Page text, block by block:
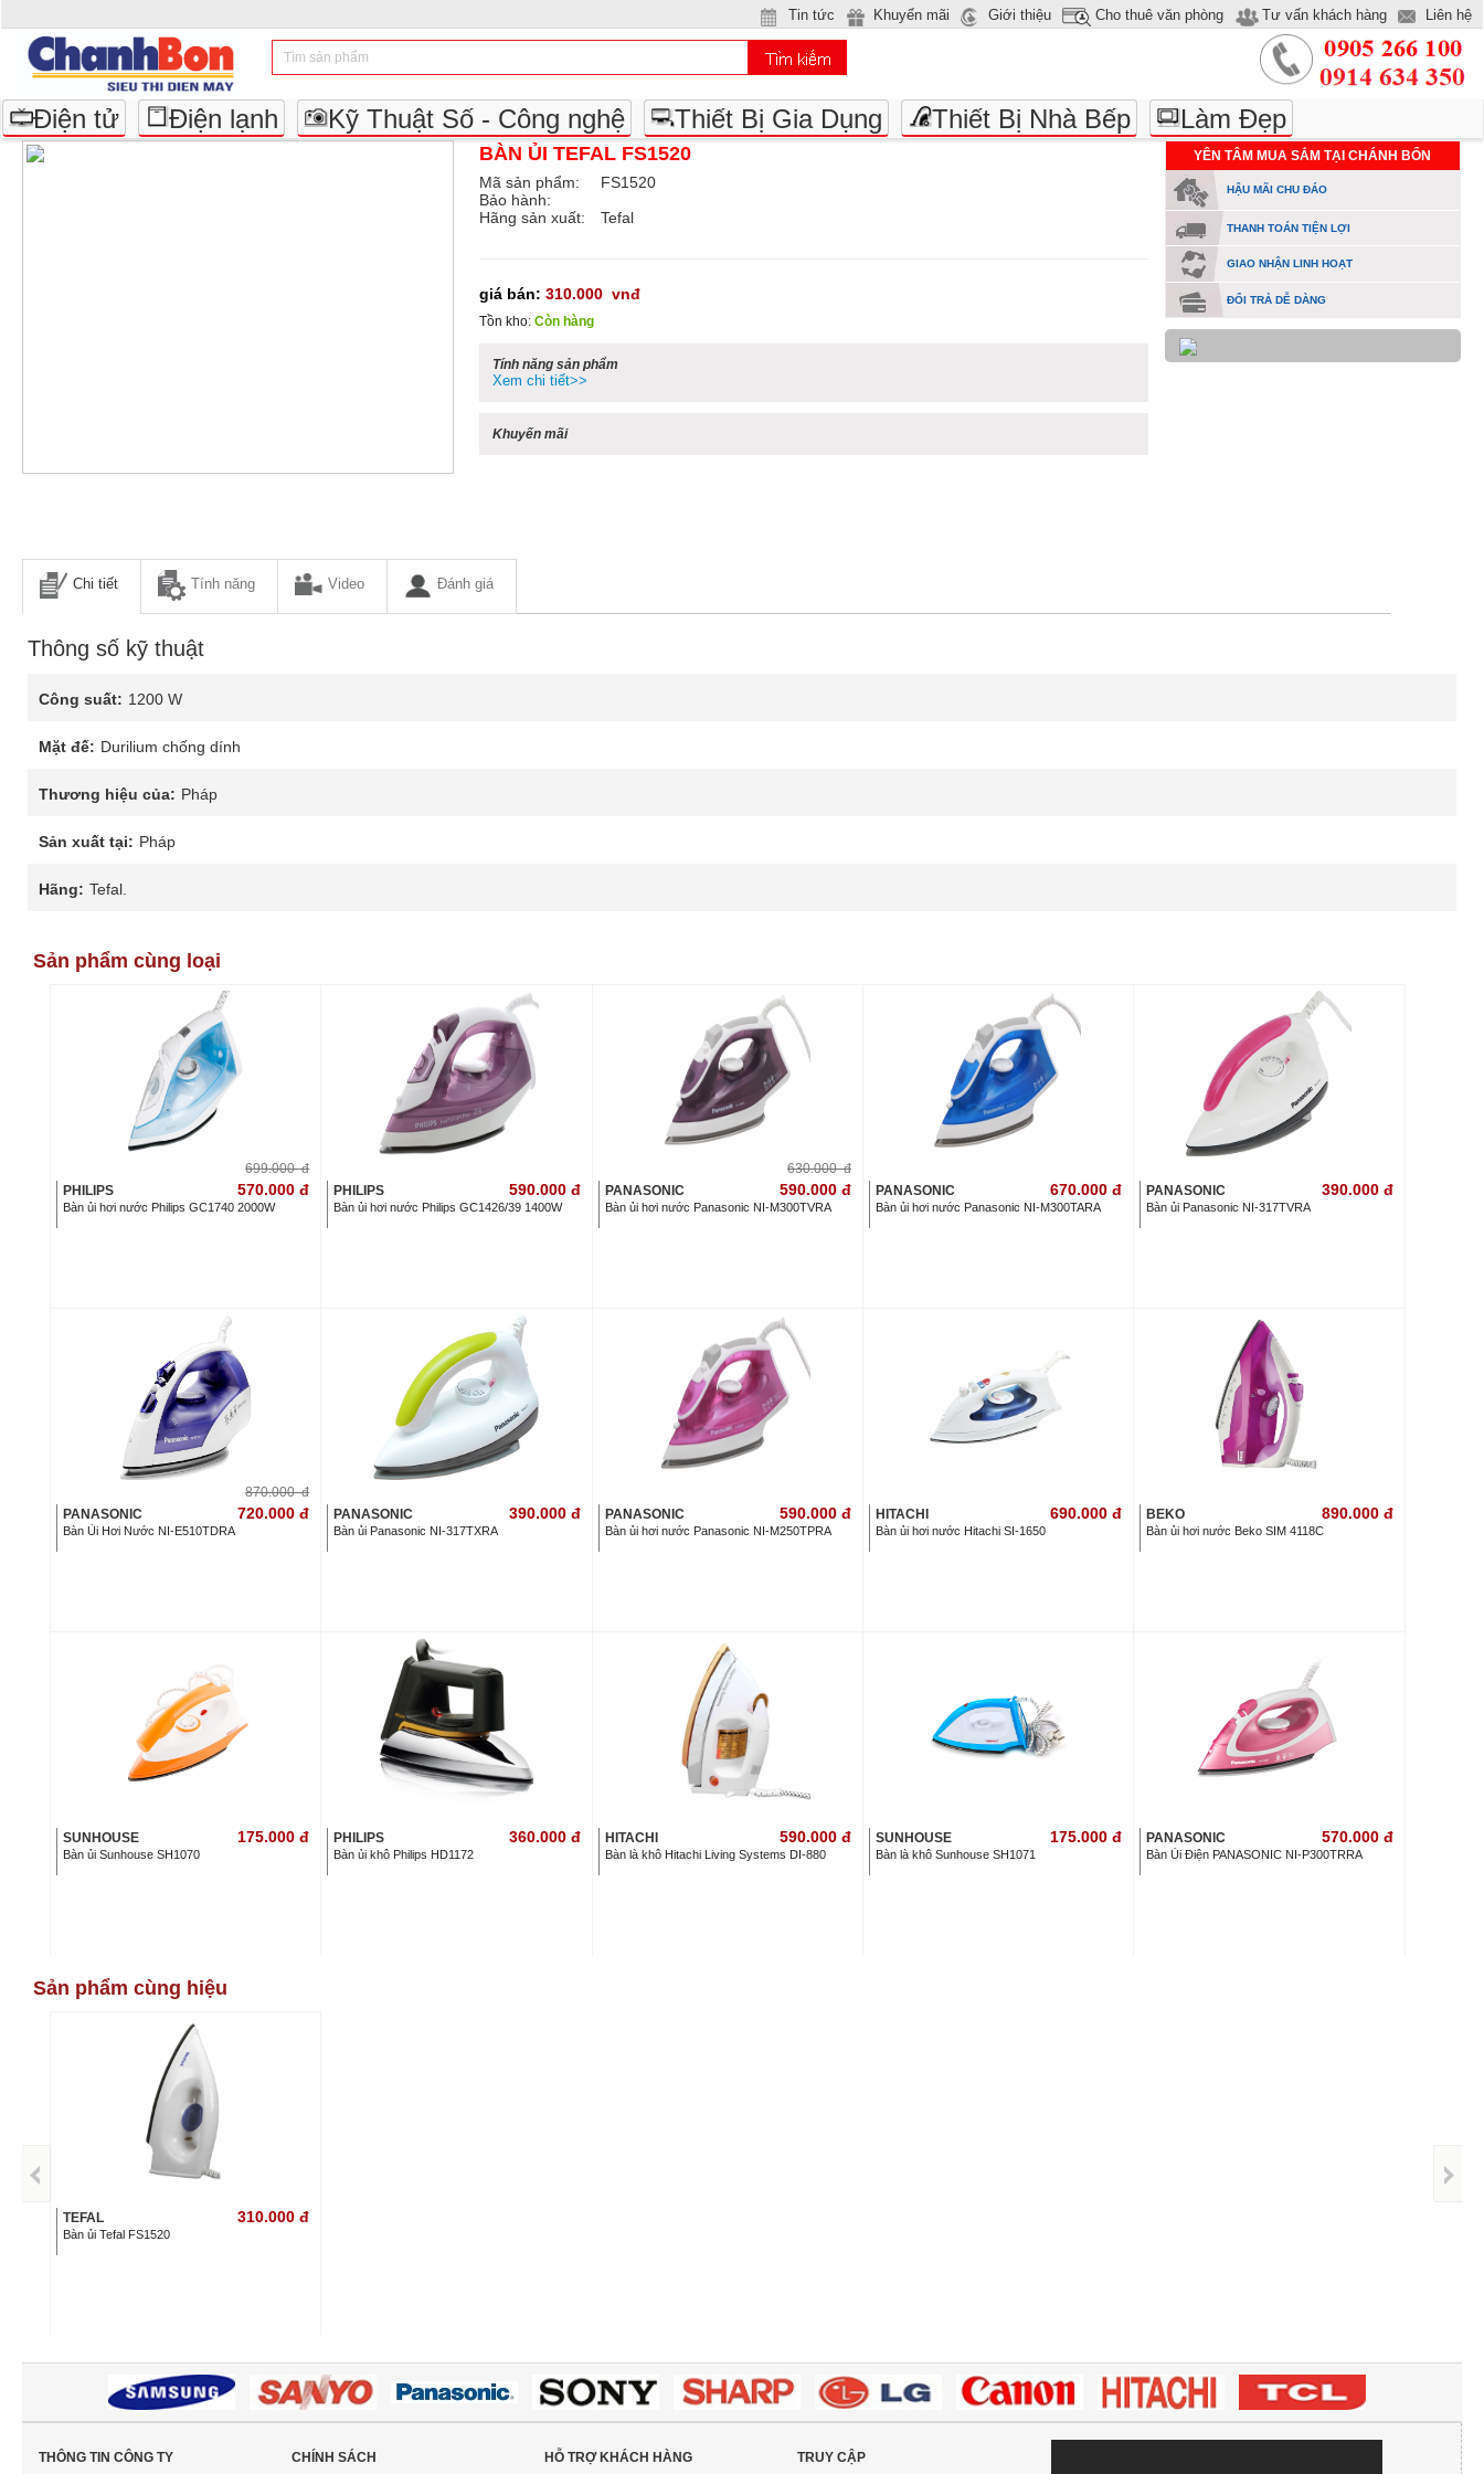
Liên hệ
Tin tức Khuyến mãi Giới thiệu Cho thuê văn phòng Tư vấn khách hàng
Điện tử Điện lạnh Kỹ Thuật Số - Công nghệ Thiết Bị Gia Dụng Thiết Bị Nhà Bếp Làm Đẹp
BÀN ỦI TEFAL FS1520
Mã sản phẩm:
FS1520
Bảo hành:
Hãng sản xuất:
Tefal
giá bán: 310.000 vnđ
Tồn kho: Còn hàng
Tính năng sản phẩm
Xem chi tiết>>
Khuyến mãi
YÊN TÂM MUA SẮM TẠI CHÁNH BỔN
HẬU MÃI CHU ĐÁO
THANH TOÁN TIỆN LỢI
GIAO NHẬN LINH HOẠT
ĐỔI TRẢ DỄ DÀNG
Chi tiết Tính năng Video Đánh giá
Thông số kỹ thuật
Công suất: 1200 W
Mặt đế: Durilium chống dính
Thương hiệu của: Pháp
Sản xuất tại: Pháp
Hãng: Tefal.
Sản phẩm cùng loại
699.000 đ
PHILIPS
570.000 đ
Bàn ủi hơi nước Philips GC1740 2000W
PHILIPS 590.000 đ
Bàn ủi hơi nước Philips GC1426/39 1400W
630.000 đ
PANASONIC
590.000 đ
Bàn ủi hơi nước Panasonic NI-M300TVRA
PANASONIC 670.000 đ
Bàn ủi hơi nước Panasonic NI-M300TARA
PANASONIC 390.000 đ
Bàn ủi Panasonic NI-317TVRA
870.000 đ
PANASONIC
720.000 đ
Bàn Ủi Hơi Nước NI-E510TDRA
PANASONIC 390.000 đ
Bàn ủi Panasonic NI-317TXRA
PANASONIC 590.000 đ
Bàn ủi hơi nước Panasonic NI-M250TPRA
HITACHI 690.000 đ
Bàn ủi hơi nước Hitachi SI-1650
BEKO 890.000 đ
Bàn ủi hơi nước Beko SIM 4118C
SUNHOUSE 175.000 đ
Bàn ủi Sunhouse SH1070
PHILIPS 360.000 đ
Bàn ủi khô Philips HD1172
HITACHI 590.000 đ
Bàn là khô Hitachi Living Systems DI-880
SUNHOUSE 175.000 đ
Bàn là khô Sunhouse SH1071
PANASONIC 570.000 đ
Bàn Ủi Điện PANASONIC NI-P300TRRA
Sản phẩm cùng hiệu
TEFAL 310.000 đ
Bàn ủi Tefal FS1520
THÔNG TIN CÔNG TY CHÍNH SÁCH HỖ TRỢ KHÁCH HÀNG TRUY CẬP